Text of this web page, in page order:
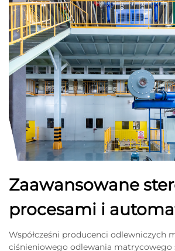
Zaawansowane
procesami i
Współcześni producenci odlewniczych
ciśnieniowego odlewania matrycowego